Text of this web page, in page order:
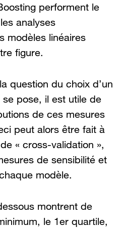
performent le
analyses
modèles linéaires
figure.
question du choix d’un
pose, il est utile de
de ces mesures
peut alors être fait à
« cross-validation »,
de sensibilité et
modèle.
montrent de
le 1er quartile,